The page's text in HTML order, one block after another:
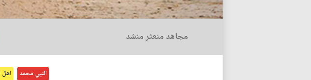
مجاهد منعثر منشد
النبي محمد اهل